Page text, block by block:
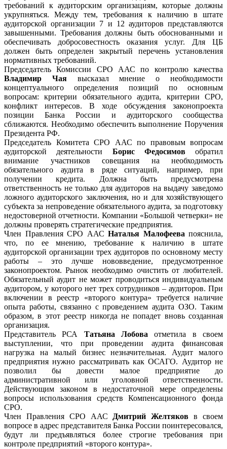
требований к аудиторским организациям, которые должны
укрупняться. Между тем, требования к наличию в штате
аудиторской организации 7 и 12 аудиторов представляются
завышенными. Требования должны быть обоснованными и
обеспечивать добросовестность оказания услуг. Для ЦБ
должен быть определен закрытый перечень установления
нормативных требований.
Председатель Комиссии СРО ААС по контролю качества
Владимир Чаявысказал мнение о необходимости
концептуального определения позиций по основным
вопросам: критерии обязательного аудита, критерии СРО,
конфликт интересов. В ходе обсуждения законопроекта
позиции Банка России и аудиторского сообщества
сближаются. Необходимо обеспечить выполнение Поручения
Президента РФ.
Председатель Комитета СРО ААС по правовым вопросам
аудиторской деятельности Борис Федосимовобратил
внимание участников совещания на необходимость
обязательного аудита в ряде ситуаций, например, при
получении кредита. Должна быть предусмотрена
ответственность не только для аудиторов на выдачу заведомо
ложного аудиторского заключения, но и для хозяйствующего
субъекта за непроведение обязательного аудита, за подготовку
недостоверной отчетности. Компании «Большой четверки» не
должны проверять стратегические предприятия.
Член Правления СРО ААС Наталья Малофеева пояснила,
что, по ее мнению, требование к наличию в штате
аудиторской организации трех аудиторов по основному месту
работы – это лучше нововведение, предусмотренное
законопроектом. Рынок необходимо очистить от любителей.
Обязательный аудит не может проводиться индивидуальным
аудитором, у которого нет трех сотрудников – аудиторов. При
включении в реестр «второго контура» требуется наличие
опыта работы, связанно с проведением аудита ОЗО. Таким
образом, в этот реестр никогда не попадет вновь созданная
организация.
Представитель РСА Татьяна Лобова отметила в своем
выступлении, что при проведении аудита финансовая
нагрузка на малый бизнес незначительная. Аудит малого
предприятия нужно рассматривать как ОСАГО. Аудитор не
позволил бы довести малое предприятие до
административной или уголовной ответственности.
Действующим законом в недостаточной мере определены
вопросы использования средств Компенсационного фонда
СРО.
Член Правления СРО ААС Дмитрий Желтяков в своем
вопросе в адрес представителя Банка России поинтересовался,
будут ли предъявляться более строгие требования при
контроле предприятий «второго контура».